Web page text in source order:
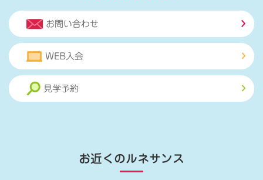
お問い合わせ
WEB入会
見学予約
お近くのルネサンス